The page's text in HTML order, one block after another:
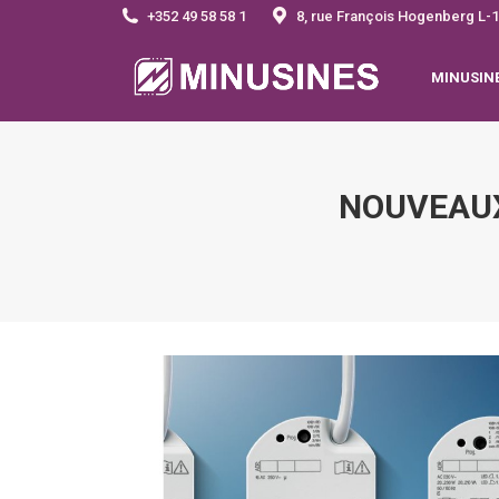
+352 49 58 58 1 8, rue François Hogenberg L-